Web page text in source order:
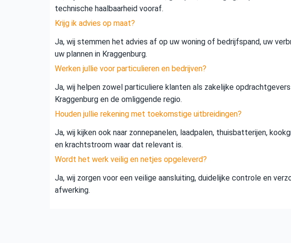
technische haalbaarheid vooraf.
Krijg ik advies op maat?
Ja, wij stemmen het advies af op uw woning of bedrijfspand, uw
uw plannen in Kraggenburg.
Werken jullie voor particulieren en bedrijven?
Ja, wij helpen zowel particuliere klanten als zakelijke
Kraggenburg en de omliggende regio.
Houden jullie rekening met toekomstige uitbreidingen?
Ja, wij kijken ook naar zonnepanelen, laadpalen, thuisbatterijen,
en krachtstroom waar dat relevant is.
Wordt het werk veilig en netjes opgeleverd?
Ja, wij zorgen voor een veilige aansluiting, duidelijke controle en
afwerking.